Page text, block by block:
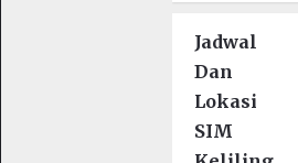
Jadwal
Dan
Lokasi
SIM